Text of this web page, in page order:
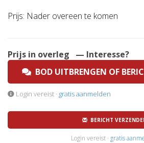
Prijs: Nader overeen te komen
Prijs in overleg
— Interesse?
BOD UITBRENGEN OF
Login vereist · gratis aanmelden
BERICHT
Login vereist · gratis